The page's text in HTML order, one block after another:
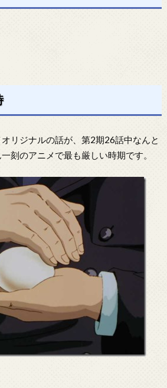
リジナルの話が、第2期26話中なんと
刻のアニメで最も厳しい時期です。